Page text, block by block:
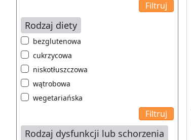
Rodzaj diety
bezglutenowa
cukrzycowa
niskotłuszczowa
wątrobowa
wegetariańska
Rodzaj dysfunkcji lub schorzenia